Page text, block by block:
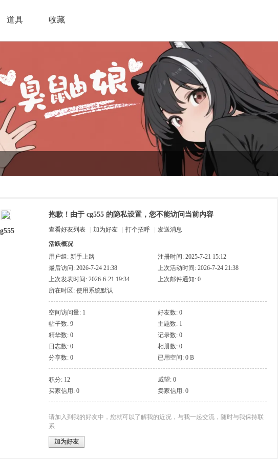
道具 收藏
抱歉！由于 cg555 的隐私设置，您不能访问当前内容
查看好友列表 加为好友 打个招呼
发送消息
活跃概况
用户组: 新手上路
注册时间: 2025-7-21 15:12
最后访问: 2026-7-24 21:38
上次活动时间: 2026-7-24 21:38
上次发表时间: 2026-6-21 19:34
上次邮件通知: 0
所在时区: 使用系统默认
空间访问量: 1
好友数: 0
帖子数: 9
主题数: 1
精华数: 0
记录数: 0
日志数: 0
相册数: 0
分享数: 0
已用空间: 0 B
积分: 12
威望: 0
买家信用: 0
卖家信用: 0
请加入到我的好友中，您就可以了解我的近况，与我一起交流，随时与我保持联
系
加为好友